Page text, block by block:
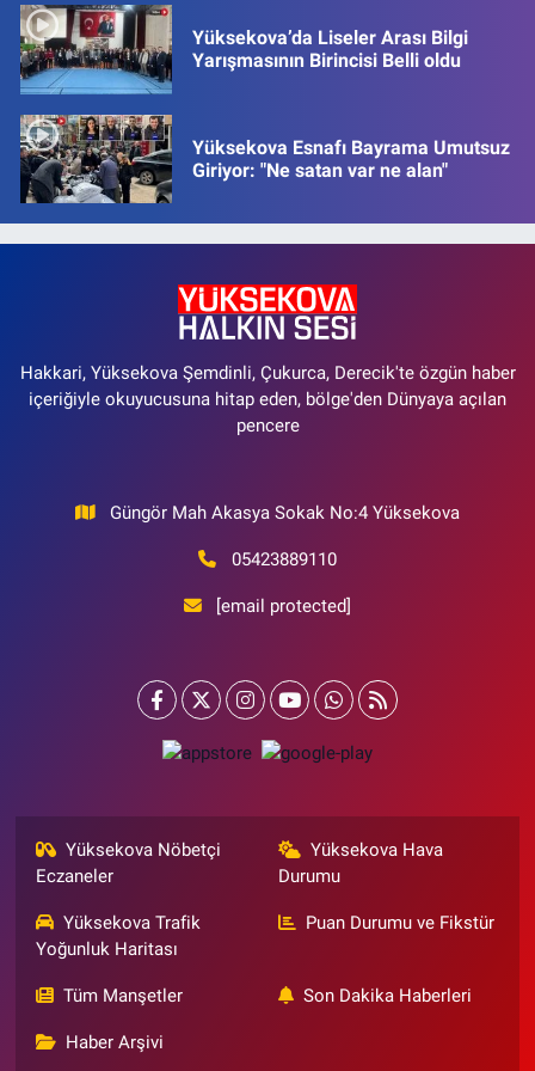
Yüksekova’da Liseler Arası Bilgi
Yarışmasının Birincisi Belli oldu
Yüksekova Esnafı Bayrama Umutsuz
Giriyor: "Ne satan var ne alan"
Hakkari, Yüksekova Şemdinli, Çukurca, Derecik'te özgün haber
içeriğiyle okuyucusuna hitap eden, bölge'den Dünyaya açılan
pencere
Güngör Mah Akasya Sokak No:4 Yüksekova
05423889110
[email protected]
Yüksekova Nöbetçi
Eczaneler
Yüksekova Hava
Durumu
Yüksekova Trafik
Yoğunluk Haritası
Puan Durumu ve Fikstür
Tüm Manşetler Son Dakika Haberleri
Haber Arşivi